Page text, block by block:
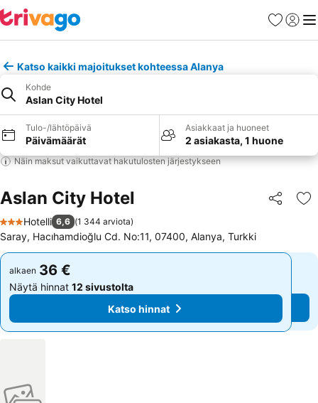
Suosikit
Katso kaikki majoitukset kohteessa Alanya
Kohde
Aslan City Hotel
Tulo-/lähtöpäivä
Päivämäärät
Asiakkaat ja huoneet
2 asiakasta, 1 huone
Näin maksut vaikuttavat hakutulosten järjestykseen
Aslan City Hotel Jaa
3 Tähtiluokitus
Hotelli 6,6 (1 344 arviota)
Saray, Hacıhamdioğlu Cd. No:11, 07400, Alanya, Turkki
alkaen 36 €
Näytä hinnat 12 sivustolta
Katso hinnat
alkaen 36 €
Näytä hinnat 12 sivustolta
Katso hinnat